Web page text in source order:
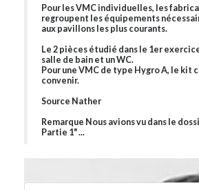
Pour les VMC individuelles, les
regroupent les équipements
aux pavillons les plus courants.
Le 2 pièces étudié dans le 1er
salle de bain et un WC.
Pour une VMC de type Hygro A, le kit
convenir.
Source Nather
Remarque Nous avions vu dans le
Partie 1" ...